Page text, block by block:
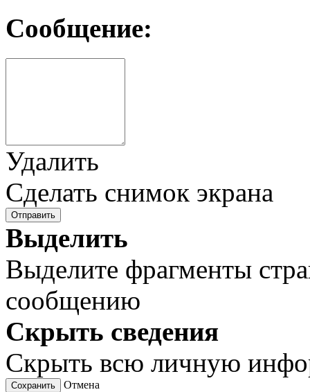
Сообщение:
Удалить
Сделать снимок экрана
Отправить
Выделить
Выделите фрагменты
сообщению
Скрыть сведения
Скрыть всю личную
Сохранить Отмена